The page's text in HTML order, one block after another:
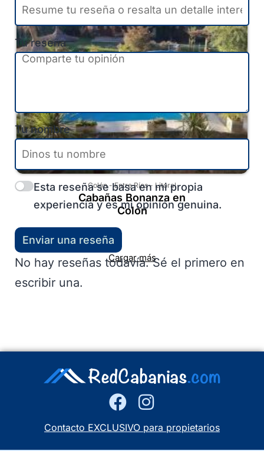
Colón-Entre Ríos- Litoral
Cabañas Bonanza en
Colón
Cargar más
Tu reseña
Tu nombre
Esta reseña se basa en mi propia
experiencia y es mi opinión genuina.
Enviar una reseña
No hay reseñas todavía. Sé el primero en
escribir una.
Contacto EXCLUSIVO para propietarios